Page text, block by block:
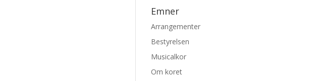
Emner
Arrangementer
Bestyrelsen
Musicalkor
Om koret